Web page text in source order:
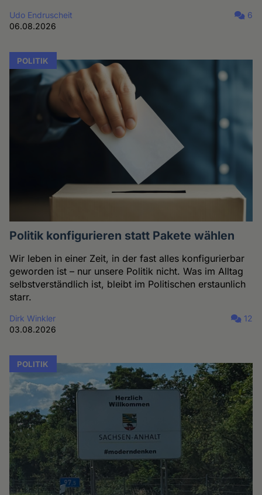
Udo Endruscheit
06.08.2026
6
POLITIK
Politik konfigurieren statt Pakete wählen
Wir leben in einer Zeit, in der fast alles konfigurierbar
geworden ist – nur unsere Politik nicht. Was im Alltag
selbstverständlich ist, bleibt im Politischen erstaunlich
starr.
Dirk Winkler
03.08.2026
12
POLITIK